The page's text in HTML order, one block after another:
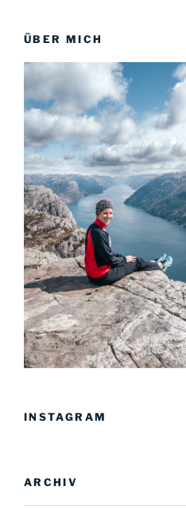
ÜBER MICH
INSTAGRAM
ARCHIV